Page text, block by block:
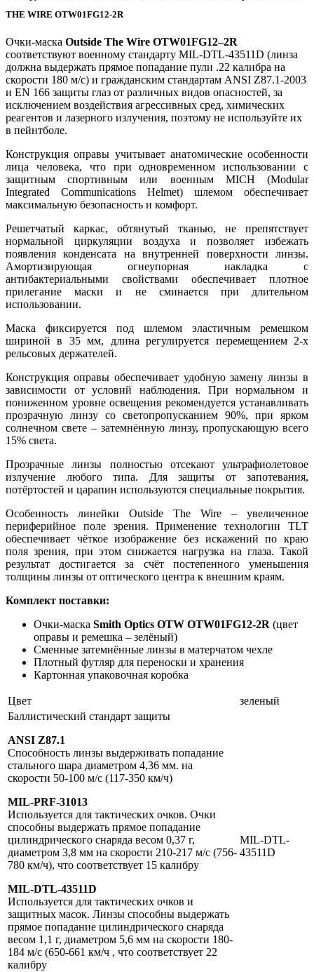
THE WIRE OTW01FG12-2R
Очки-маска Outside The Wire OTW01FG12–2R
соответствуют военному стандарту MIL-DTL-43511D (линза
должна выдержать прямое попадание пули .22 калибра на
скорости 180 м/с) и гражданским стандартам ANSI Z87.1-2003
и EN 166 защиты глаз от различных видов опасностей, за
исключением воздействия агрессивных сред, химических
реагентов и лазерного излучения, поэтому не используйте их
в пейнтболе.
Конструкция оправы учитывает анатомические особенности
лица человека, что при одновременном использовании с
защитным спортивным или военным MICH (Modular
Integrated Communications Helmet) шлемом обеспечивает
максимальную безопасность и комфорт.
Решетчатый каркас, обтянутый тканью, не препятствует
нормальной циркуляции воздуха и позволяет избежать
появления конденсата на внутренней поверхности линзы.
Амортизирующая огнеупорная накладка с
антибактериальными свойствами обеспечивает плотное
прилегание маски и не сминается при длительном
использовании.
Маска фиксируется под шлемом эластичным ремешком
шириной в 35 мм, длина регулируется перемещением 2-х
рельсовых держателей.
Конструкция оправы обеспечивает удобную замену линзы в
зависимости от условий наблюдения. При нормальном и
пониженном уровне освещения рекомендуется устанавливать
прозрачную линзу со светопропусканием 90%, при ярком
солнечном свете – затемнённую линзу, пропускающую всего
15% света.
Прозрачные линзы полностью отсекают ультрафиолетовое
излучение любого типа. Для защиты от запотевания,
потёртостей и царапин используются специальные покрытия.
Особенность линейки Outside The Wire – увеличенное
периферийное поле зрения. Применение технологии TLT
обеспечивает чёткое изображение без искажений по краю
поля зрения, при этом снижается нагрузка на глаза. Такой
результат достигается за счёт постепенного уменьшения
толщины линзы от оптического центра к внешним краям.
Комплект поставки:
Очки-маска Smith Optics OTW OTW01FG12-2R (цвет
оправы и ремешка – зелёный)
Сменные затемнённые линзы в матерчатом чехле
Плотный футляр для переноски и хранения
Картонная упаковочная коробка
Цвет
зеленый
Баллистический стандарт защиты
ANSI Z87.1
Способность линзы выдерживать попадание
стального шара диаметром 4,36 мм. на
скорости 50-100 м/с (117-350 км/ч)
MIL-PRF-31013
Используется для тактических очков. Очки
способны выдержать прямое попадание
цилиндрического снаряда весом 0,37 г,
диаметром 3,8 мм на скорости 210-217 м/с (756-
780 км/ч), что соответствует 15 калибру
MIL-DTL-43511D
Используется для тактических очков и
защитных масок. Линзы способны выдержать
прямое попадание цилиндрического снаряда
весом 1,1 г, диаметром 5,6 мм на скорости 180-
184 м/с (650-661 км/ч , что соответствует 22
калибру
MIL-DTL-
43511D